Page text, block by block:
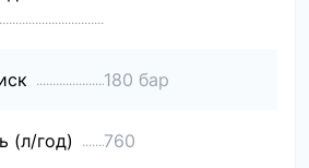
180 бар
(л/год) 760